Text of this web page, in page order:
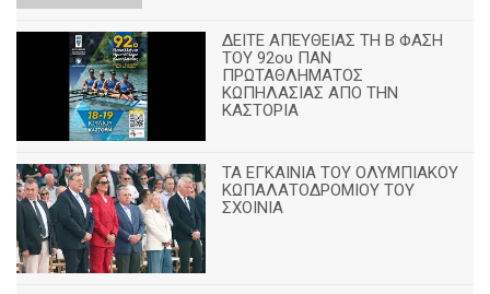
ΔΕΙΤΕ ΑΠΕΥΘΕΙΑΣ ΤΗ Β ΦΑΣΗ
ΤΟΥ 92ου ΠΑΝ
ΠΡΩΤΑΘΛΗΜΑΤΟΣ
ΚΩΠΗΛΑΣΙΑΣ ΑΠΟ ΤΗΝ
ΚΑΣΤΟΡΙΑ
TA ΕΓΚΑΙΝΙΑ ΤΟΥ ΟΛΥΜΠΙΑΚΟΥ
ΚΩΠΑΛΑΤΟΔΡΟΜΙΟΥ ΤΟΥ
ΣΧΟΙΝΙΑ